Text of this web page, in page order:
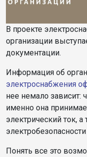
В проекте
организации
документации.
Информация об
электроснабжения
нее немало зависит:
именно она
электрический ток,
Понять все это